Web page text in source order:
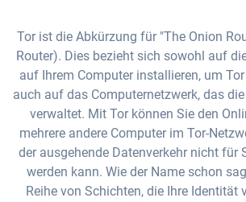
Tor ist die Abkürzung für "The Onion
Router). Dies bezieht sich sowohl auf
auf Ihrem Computer installieren, um
auch auf das Computernetzwerk, das
verwaltet. Mit Tor können Sie den
mehrere andere Computer im Tor-
der ausgehende Datenverkehr nicht für
werden kann. Wie der Name schon
Reihe von Schichten, die Ihre Identität